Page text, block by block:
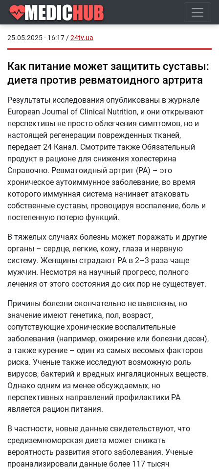
25.05.2025 - 16:17 /24tv.ua
Как питание может защитить суставы:
диета против ревматоидного артрита
Результаты исследования опубликованы в журнале
European Journal of Clinical Nutrition, и они открывают
перспективы не просто облегчения симптомов, но и
настоящей регенерации поврежденных тканей,
передает 24 Канал. Смотрите также Обязательный
продукт в рационе для снижения холестерина
Справочно. Ревматоидный артрит (РА) – это
хроническое аутоиммунное заболевание, во время
которого иммунная система начинает атаковать
собственные суставы, провоцируя воспаление, боль и
постепенную потерю функций.
В тяжелых случаях болезнь может поражать и другие
органы – сердце, легкие, кожу, глаза и нервную
систему. Женщины страдают РА в 2–3 раза чаще
мужчин. Несмотря на научный прогресс, полного
лечения от этого состояния до сих пор не существует.
Причины болезни окончательно не выяснены, но
значение имеют генетика, пол, возраст,
сопутствующие хронические воспалительные
заболевания (например, ожирение или болезни десен),
а также курение – один из самых весомых факторов
риска. Ученые также исследуют возможную роль
вирусов, бактерий и вредных ингаляционных веществ.
Однако одним из менее обсуждаемых, но
перспективных направлений профилактики РА
является рацион питания.
В частности, новые данные свидетельствуют, что
средиземноморская диета может снижать
вероятность развития этого заболевания. Ученые
проанализировали данные более 117 тысяч